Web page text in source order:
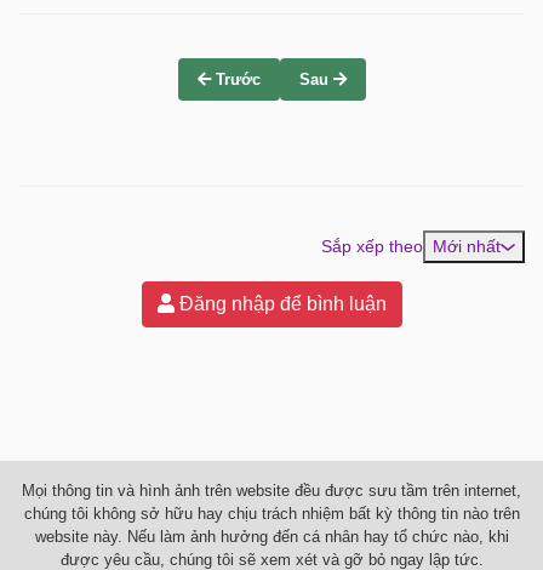
Trước Sau
Sắp xếp theo Mới nhất
Đăng nhập để bình luận
Mọi thông tin và hình ảnh trên website đều được sưu tầm trên internet,
chúng tôi không sở hữu hay chịu trách nhiệm bất kỳ thông tin nào trên
website này. Nếu làm ảnh hưởng đến cá nhân hay tổ chức nào, khi
được yêu cầu, chúng tôi sẽ xem xét và gỡ bỏ ngay lập tức.